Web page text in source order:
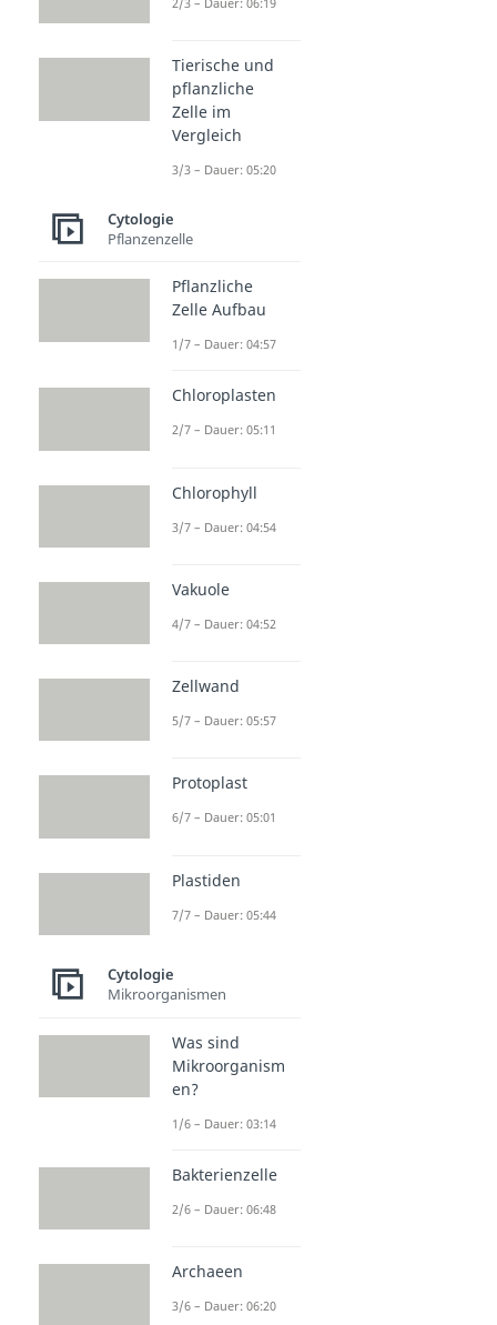
Tierische und
pflanzliche
Zelle im
Vergleich
3/3 – Dauer: 05:20
Cytologie
Pflanzenzelle
Pflanzliche
Zelle Aufbau
1/7 – Dauer: 04:57
Chloroplasten
2/7 – Dauer: 05:11
Chlorophyll
3/7 – Dauer: 04:54
Vakuole
4/7 – Dauer: 04:52
Zellwand
5/7 – Dauer: 05:57
Protoplast
6/7 – Dauer: 05:01
Plastiden
7/7 – Dauer: 05:44
Cytologie
Mikroorganismen
Was sind
Mikroorganism
en?
1/6 – Dauer: 03:14
Bakterienzelle
2/6 – Dauer: 06:48
Archaeen
3/6 – Dauer: 06:20